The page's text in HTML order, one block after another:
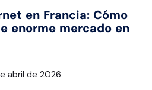
en Francia: Cómo
enorme mercado en
abril de 2026